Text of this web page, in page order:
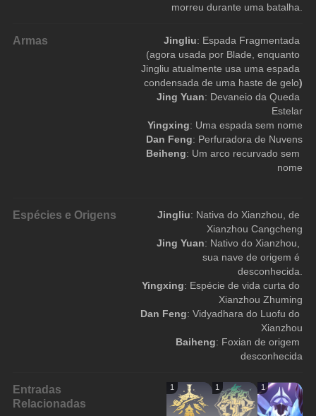
morreu durante uma batalha.
Armas Jingliu: Espada Fragmentada
(agora usada por Blade, enquanto
Jingliu atualmente usa uma espada
condensada de uma haste de gelo)
Jing Yuan: Devaneio da Queda
Estelar
Yingxing: Uma espada sem nome
Dan Feng: Perfuradora de Nuvens
Beiheng: Um arco recurvado sem
nome
Espécies e Origens Jingliu: Nativa do Xianzhou, de
Xianzhou Cangcheng
Jing Yuan: Nativo do Xianzhou,
sua nave de origem é
desconhecida.
Yingxing: Espécie de vida curta do
Xianzhou Zhuming
Dan Feng: Vidyadhara do Luofu do
Xianzhou
Baiheng: Foxian de origem
desconhecida
Entradas
Relacionadas
1 1 1